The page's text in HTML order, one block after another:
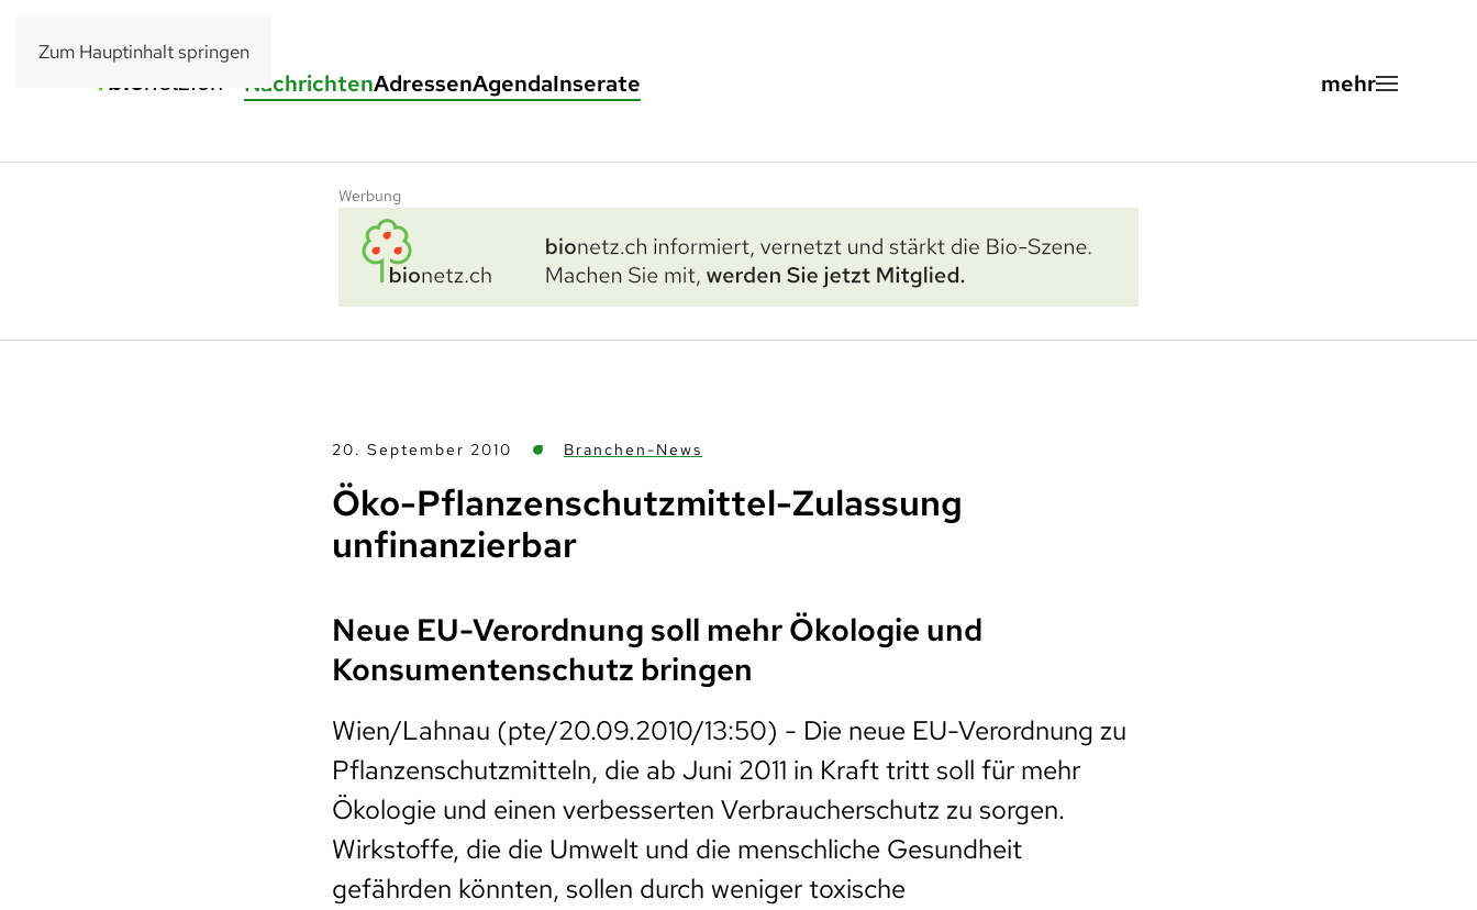
Zum Hauptinhalt springen
NachrichtenAdressenAgendaInserate
Werbung
20. September 2010 Branchen-News
Öko-Pflanzenschutzmittel-Zulassung
unfinanzierbar
Neue EU-Verordnung soll mehr Ökologie und
Konsumentenschutz bringen
Wien/Lahnau (pte/20.09.2010/13:50) - Die neue EU-Verordnung zu
Pflanzenschutzmitteln, die ab Juni 2011 in Kraft tritt soll für mehr
Ökologie und einen verbesserten Verbraucherschutz zu sorgen.
Wirkstoffe, die die Umwelt und die menschliche Gesundheit
gefährden könnten, sollen durch weniger toxische